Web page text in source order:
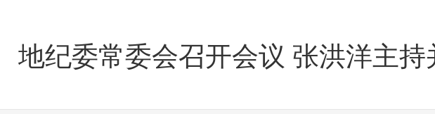
地纪委常委会召开会议 张洪洋主持